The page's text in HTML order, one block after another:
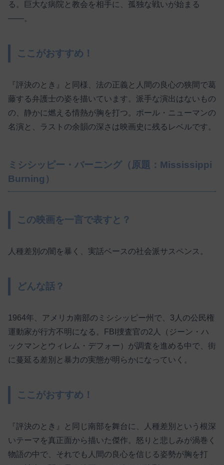
る。巨大な病院と教会を相手に、孤独な戦いが始まる
――。
ここがおすすめ！
『評決のとき』と同様、法の正義と人間の良心の狭間で葛
藤する弁護士の姿を描いています。派手な演出はないもの
の、静かに燃える情熱が胸を打つ。ポール・ニューマンの
名演と、ラストの余韻の深さは映画史に残るレベルです。
ミシシッピー・バーニング（原題：Mississippi
Burning）
この映画を一言で表すと？
人種差別の闇を暴く、実話ベースの社会派サスペンス。
どんな話？
1964年、アメリカ南部のミシシッピー州で、3人の公民権
運動家が行方不明になる。FBI捜査官の2人（ジーン・ハ
ックマンとウィレム・デフォー）が調査を進める中で、街
に蔓延る差別と暴力の実態が明らかになっていく。
ここがおすすめ！
『評決のとき』と同じ南部を舞台に、人種差別という根深
いテーマを真正面から描いた傑作。怒りと悲しみが渦巻く
物語の中で、それでも人間の良心を信じる姿勢が胸を打